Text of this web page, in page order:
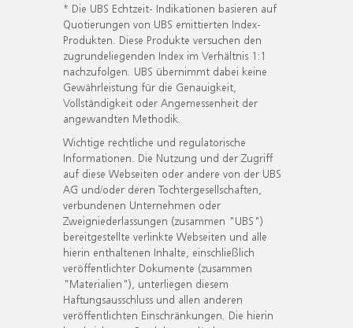
* Die UBS Echtzeit- Indikationen basieren auf
Quotierungen von UBS emittierten Index-
Produkten. Diese Produkte versuchen den
zugrundeliegenden Index im Verhältnis 1:1
nachzufolgen. UBS übernimmt dabei keine
Gewährleistung für die Genauigkeit,
Vollständigkeit oder Angemessenheit der
angewandten Methodik.
Wichtige rechtliche und regulatorische
Informationen. Die Nutzung und der Zugriff
auf diese Webseiten oder andere von der UBS
AG und/oder deren Tochtergesellschaften,
verbundenen Unternehmen oder
Zweigniederlassungen (zusammen "UBS")
bereitgestellte verlinkte Webseiten und alle
hierin enthaltenen Inhalte, einschließlich
veröffentlichter Dokumente (zusammen
"Materialien"), unterliegen diesem
Haftungsausschluss und allen anderen
veröffentlichten Einschränkungen. Die hierin